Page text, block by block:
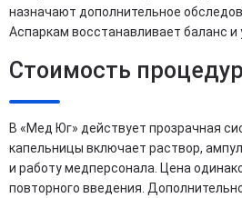
назначают дополнительное
Аспаркам восстанавливает баланс и
Стоимость
В «Мед Юг» действует прозрачная
капельницы включает раствор,
и работу медперсонала. Цена
повторного введения.